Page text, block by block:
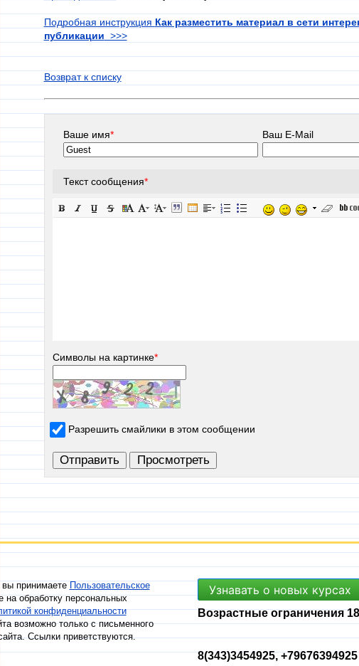
Подробная инструкция Как разместить материал в сети
публикации >>>
Возврат к списку
Ваше имя* Ваш E-Mail
Текст сообщения*
Символы на картинке*
Разрешить смайлики в этом сообщении
вы принимаете Пользовательское
на обработку персональных
конфиденциальности
возможно только с письменного
Ссылки приветствуются.
Узнавать о новых курсах
Возрастные ограничения
8(343)3454925, +79676394925